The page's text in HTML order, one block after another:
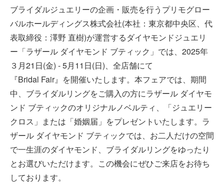
ブライダルジュエリーの企画・販売を行うプリモグロー
バルホールディングス株式会社(本社：東京都中央区、代
表取締役：澤野 直樹)が運営するダイヤモンドジュエリ
ー「ラザール ダイヤモンド ブティック」では、2025年
３月21日(金) - 5月11日(日)、全店舗にて
『Bridal Fair』を開催いたします。本フェアでは、期間
中、ブライダルリングをご購入の方にラザール ダイヤモ
ンド ブティックのオリジナルノベルティ、「ジュエリー
クロス」または「婚姻届」をプレゼントいたします。ラ
ザール ダイヤモンド ブティックでは、お二人だけの空間
で一生涯のダイヤモンド、ブライダルリングをゆったり
とお選びいただけます。この機会にぜひご来店をお待ち
しております。